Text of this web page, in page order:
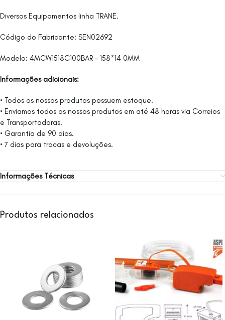
Diversos Equipamentos linha TRANE.
Código do Fabricante: SEN02692
Modelo: 4MCW1518C100BAR – 158*14 0MM
Informações adicionais:
• Todos os nossos produtos possuem estoque.
• Enviamos todos os nossos produtos em até 48 horas via Correios
e Transportadoras.
• Garantia de 90 dias.
• 7 dias para trocas e devoluções.
Informações Técnicas
Produtos relacionados